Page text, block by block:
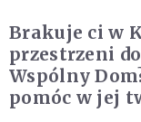
Brakuje ci w
przestrzeni
Wspólny
pomóc w jej